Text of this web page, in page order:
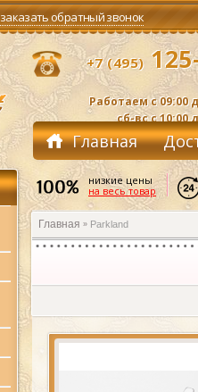
заказать обратный звонок
+7 (495)
Работаем с 09:00
сб-вс с 10:00
Главная
Контакты
низкие цены
на весь товар
Главная » Parkland